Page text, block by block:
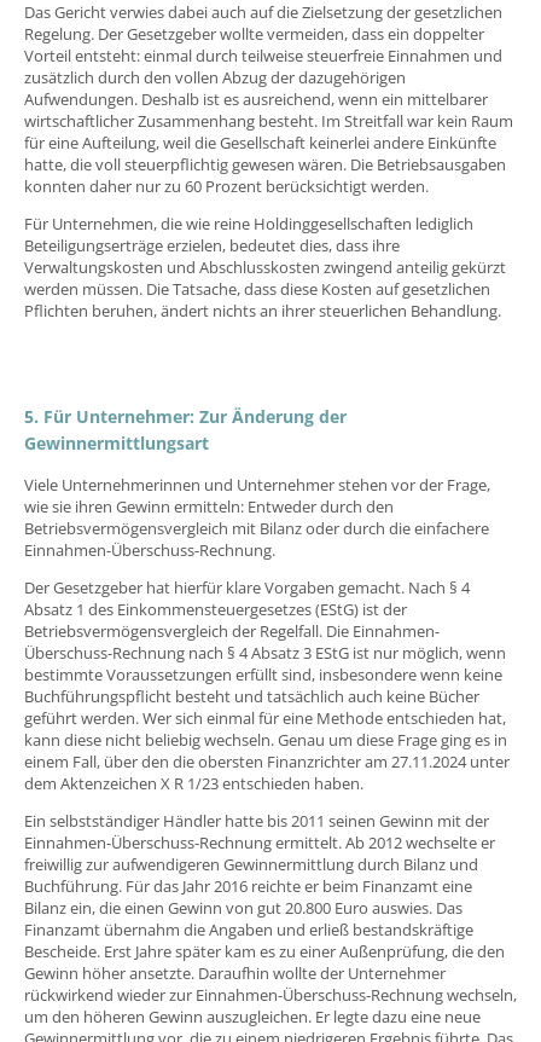
Das Gericht verwies dabei auch auf die Zielsetzung der gesetzlichen
Regelung. Der Gesetzgeber wollte vermeiden, dass ein doppelter
Vorteil entsteht: einmal durch teilweise steuerfreie Einnahmen und
zusätzlich durch den vollen Abzug der dazugehörigen
Aufwendungen. Deshalb ist es ausreichend, wenn ein mittelbarer
wirtschaftlicher Zusammenhang besteht. Im Streitfall war kein Raum
für eine Aufteilung, weil die Gesellschaft keinerlei andere Einkünfte
hatte, die voll steuerpflichtig gewesen wären. Die Betriebsausgaben
konnten daher nur zu 60 Prozent berücksichtigt werden.
Für Unternehmen, die wie reine Holdinggesellschaften lediglich
Beteiligungserträge erzielen, bedeutet dies, dass ihre
Verwaltungskosten und Abschlusskosten zwingend anteilig gekürzt
werden müssen. Die Tatsache, dass diese Kosten auf gesetzlichen
Pflichten beruhen, ändert nichts an ihrer steuerlichen Behandlung.
5. Für Unternehmer: Zur Änderung der
Gewinnermittlungsart
Viele Unternehmerinnen und Unternehmer stehen vor der Frage,
wie sie ihren Gewinn ermitteln: Entweder durch den
Betriebsvermögensvergleich mit Bilanz oder durch die einfachere
Einnahmen-Überschuss-Rechnung.
Der Gesetzgeber hat hierfür klare Vorgaben gemacht. Nach § 4
Absatz 1 des Einkommensteuergesetzes (EStG) ist der
Betriebsvermögensvergleich der Regelfall. Die Einnahmen-
Überschuss-Rechnung nach § 4 Absatz 3 EStG ist nur möglich, wenn
bestimmte Voraussetzungen erfüllt sind, insbesondere wenn keine
Buchführungspflicht besteht und tatsächlich auch keine Bücher
geführt werden. Wer sich einmal für eine Methode entschieden hat,
kann diese nicht beliebig wechseln. Genau um diese Frage ging es in
einem Fall, über den die obersten Finanzrichter am 27.11.2024 unter
dem Aktenzeichen X R 1/23 entschieden haben.
Ein selbstständiger Händler hatte bis 2011 seinen Gewinn mit der
Einnahmen-Überschuss-Rechnung ermittelt. Ab 2012 wechselte er
freiwillig zur aufwendigeren Gewinnermittlung durch Bilanz und
Buchführung. Für das Jahr 2016 reichte er beim Finanzamt eine
Bilanz ein, die einen Gewinn von gut 20.800 Euro auswies. Das
Finanzamt übernahm die Angaben und erließ bestandskräftige
Bescheide. Erst Jahre später kam es zu einer Außenprüfung, die den
Gewinn höher ansetzte. Daraufhin wollte der Unternehmer
rückwirkend wieder zur Einnahmen-Überschuss-Rechnung wechseln,
um den höheren Gewinn auszugleichen. Er legte dazu eine neue